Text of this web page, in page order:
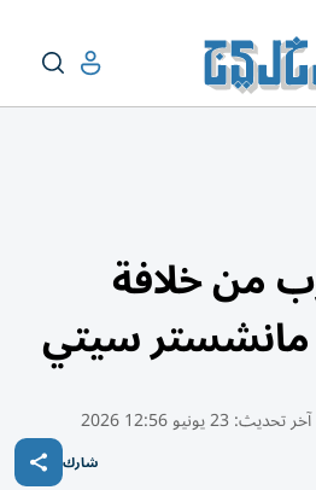
من خلافة
مانشستر سيتي
آخر تحديث: 23 يونيو 12:56 2026
شارك